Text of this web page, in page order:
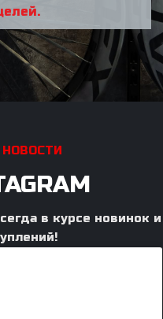
в курсе новинок и